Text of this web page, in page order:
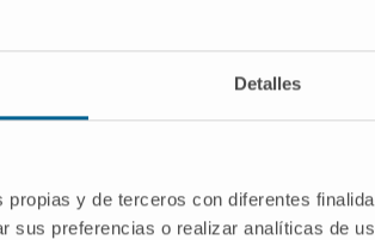
Detalles
propias y de terceros con diferentes
sus preferencias o realizar analíticas de
Reunión científica entre los socios del